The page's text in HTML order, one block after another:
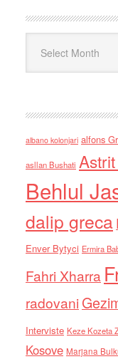
albano kolonjari alfons
asllan Bushati
Behlul
dalip greca
Enver Bytyci Ermira
Fahri Xharra
radovani
Interviste Keze Kozeta
Kosove Marjana